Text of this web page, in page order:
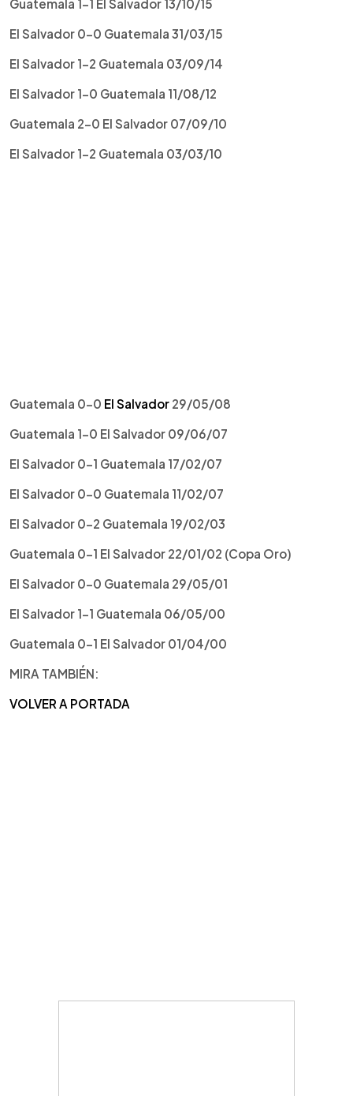
Guatemala 1-1 El Salvador 13/10/15
El Salvador 0-0 Guatemala 31/03/15
El Salvador 1-2 Guatemala 03/09/14
El Salvador 1-0 Guatemala 11/08/12
Guatemala 2-0 El Salvador 07/09/10
El Salvador 1-2 Guatemala 03/03/10
Guatemala 0-0 El Salvador 29/05/08
Guatemala 1-0 El Salvador 09/06/07
El Salvador 0-1 Guatemala 17/02/07
El Salvador 0-0 Guatemala 11/02/07
El Salvador 0-2 Guatemala 19/02/03
Guatemala 0-1 El Salvador 22/01/02 (Copa Oro)
El Salvador 0-0 Guatemala 29/05/01
El Salvador 1-1 Guatemala 06/05/00
Guatemala 0-1 El Salvador 01/04/00
MIRA TAMBIÉN:
VOLVER A PORTADA